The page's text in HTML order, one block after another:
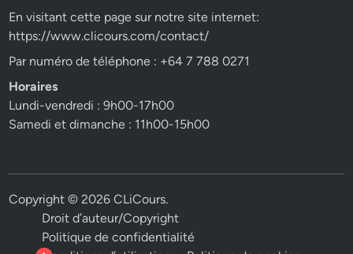
En visitant cette page sur notre site internet:
https://www.clicours.com/contact/
Par numéro de téléphone : +64 7 788 0271
Horaires
Lundi-vendredi : 9h00-17h00
Samedi et dimanche : 11h00-15h00
Copyright © 2026CLiCours.
Droit d’auteur/Copyright
Politique de confidentialité